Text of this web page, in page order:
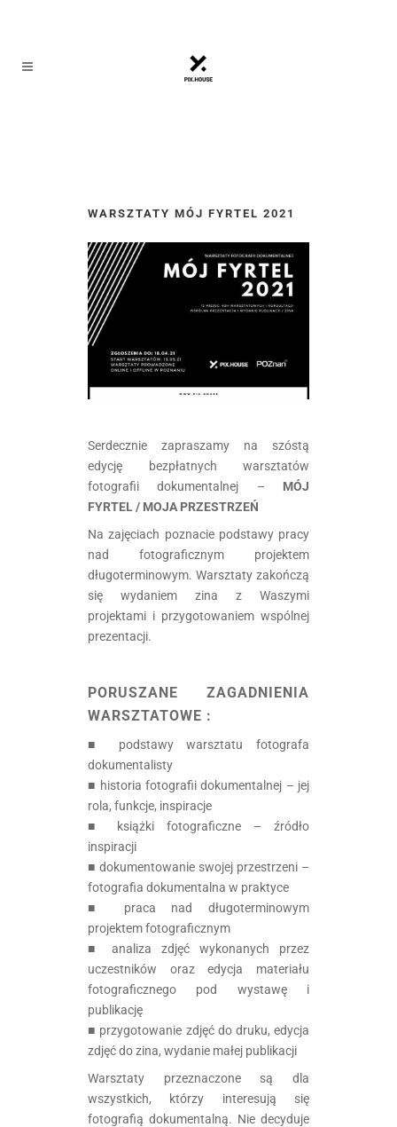
WARSZTATY MÓJ FYRTEL 2021
Serdecznie zapraszamy na szóstą
edycję bezpłatnych warsztatów
fotografii dokumentalnej – MÓJ
FYRTEL / MOJA PRZESTRZEŃ
Na zajęciach poznacie podstawy pracy
nad fotograficznym projektem
długoterminowym. Warsztaty zakończą
się wydaniem zina z Waszymi
projektami i przygotowaniem wspólnej
prezentacji.
PORUSZANE ZAGADNIENIA
WARSZTATOWE :
■ podstawy warsztatu fotografa
dokumentalisty
■ historia fotografii dokumentalnej – jej
rola, funkcje, inspiracje
■ książki fotograficzne – źródło
inspiracji
■ dokumentowanie swojej przestrzeni –
fotografia dokumentalna w praktyce
■ praca nad długoterminowym
projektem fotograficznym
■ analiza zdjęć wykonanych przez
uczestników oraz edycja materiału
fotograficznego pod wystawę i
publikację
■ przygotowanie zdjęć do druku, edycja
zdjęć do zina, wydanie małej publikacji
Warsztaty przeznaczone są dla
wszystkich, którzy interesują się
fotografią dokumentalną. Nie decyduje